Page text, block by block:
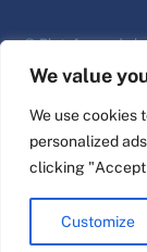
We value
We use cookies
personalized
clicking "Accept
Customize
©Plataforma de
Diseño y
Conectar